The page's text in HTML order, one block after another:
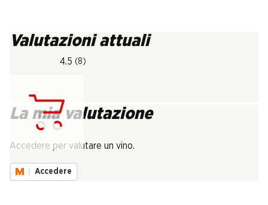
Valutazioni attuali
4.5 (8)
La mia valutazione
Accedere per valutare un vino.
Accedere